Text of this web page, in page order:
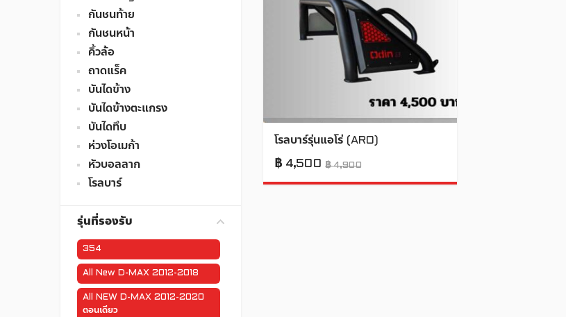
กันชนท้าย
กันชนหน้า
คิ้วล้อ
ถาดแร็ค
บันไดข้าง
บันไดข้างตะแกรง
บันไดทึบ
ห่วงโอเมก้า
หัวบอลลาก
โรลบาร์
รุ่นที่รองรับ
354
All New D-MAX 2012-2018
All NEW D-MAX 2012-2020
ตอนเดียว
โรลบาร์รุ่นแอโร่ (ARO)
฿ 4,500 ฿4,900